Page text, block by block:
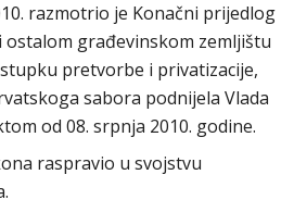
razmotrio je Konačni prijedlog
građevinskom zemljištu
pretvorbe i privatizacije,
sabora podnijela Vlada
od 08. srpnja 2010. godine.
raspravio u svojstvu